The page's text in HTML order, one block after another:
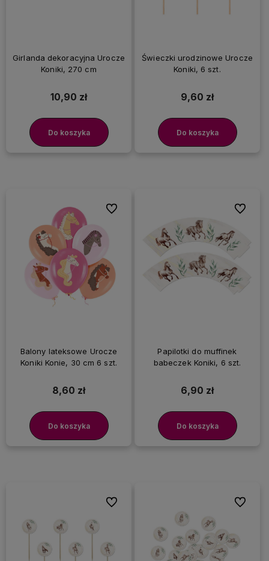
Girlanda dekoracyjna Urocze
Koniki, 270 cm
10,90 zł
Do koszyka
Świeczki urodzinowe Urocze
Koniki, 6 szt.
9,60 zł
Do koszyka
Balony lateksowe Urocze
Koniki Konie, 30 cm 6 szt.
8,60 zł
Do koszyka
Do ulubionych
Papilotki do muffinek
babeczek Koniki, 6 szt.
6,90 zł
Do koszyka
Do
Do ulubionych Do